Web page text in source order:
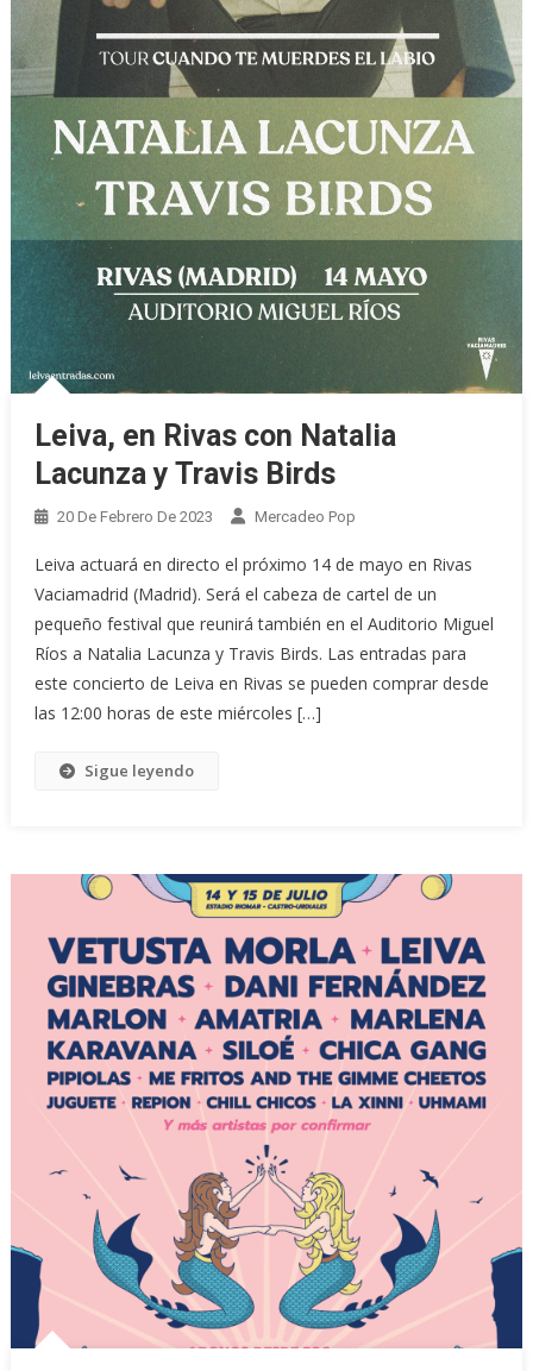
Leiva, en Rivas con Natalia
Lacunza y Travis Birds
20 De Febrero De 2023 Mercadeo Pop
Leiva actuará en directo el próximo 14 de mayo en Rivas
Vaciamadrid (Madrid). Será el cabeza de cartel de un
pequeño festival que reunirá también en el Auditorio Miguel
Ríos a Natalia Lacunza y Travis Birds. Las entradas para
este concierto de Leiva en Rivas se pueden comprar desde
las 12:00 horas de este miércoles […]
Sigue leyendo